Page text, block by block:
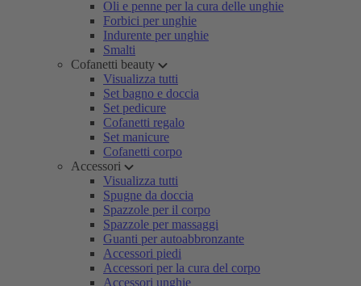
Oli e penne per la cura delle unghie
Forbici per unghie
Indurente per unghie
Smalti
Cofanetti beauty
Visualizza tutti
Set bagno e doccia
Set pedicure
Cofanetti regalo
Set manicure
Cofanetti corpo
Accessori
Visualizza tutti
Spugne da doccia
Spazzole per il corpo
Spazzole per massaggi
Guanti per autoabbronzante
Accessori piedi
Accessori per la cura del corpo
Accessori unghie